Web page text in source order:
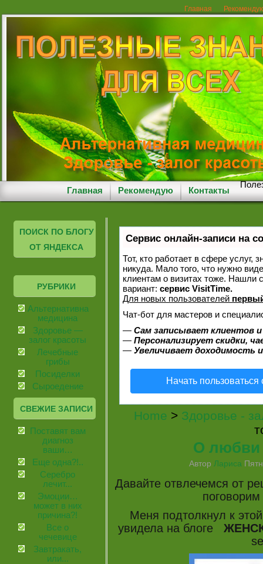
Главная
Главная Рекомендую Контакты
ПОИСК ПО БЛОГУ
ОТ ЯНДЕКСА
РУБРИКИ
Альтернативная
медицина
Здоровье —
залог красоты
Лечебные
грибы
Посиделки
Сыроедение
СВЕЖИЕ ЗАПИСИ
Поставят вам
диагноз
ваши…
Еще одна?!..
Серебро
лечит...
Эмоции…
может в них
причина?!
Все о
чечевице
Завтракать,
или...
Сервис онлайн-записи на
Тот, кто работает в сфере услуг,
никуда. Мало того, что нужно
клиентам о визитах тоже.
вариант: сервис VisitTime.
Для новых пользователей
Чат-бот для мастеров и
— Сам записывает клиентов
— Персонализирует скидки,
— Увеличивает доходимость
Начать
Home > Здоровье -
О любви
Автор Лариса
Давайте отвлечемся от
поговорим
Меня подтолкнул к
увидела на блоге